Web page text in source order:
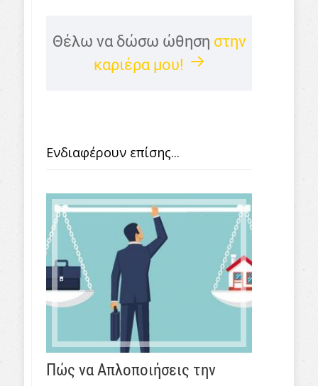
Θέλω να δώσω ώθηση στην
καριέρα μου!
Ενδιαφέρουν επίσης...
Πώς να Απλοποιήσεις την